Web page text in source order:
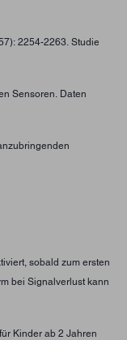
2254-2263. Studie
Sensoren. Daten
sobald zum ersten
bei Signalverlust kann
Kinder ab 2 Jahren